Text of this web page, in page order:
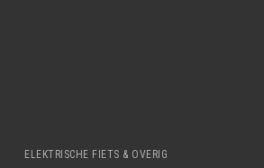
ELEKTRISCHE FIETS & OVERIG